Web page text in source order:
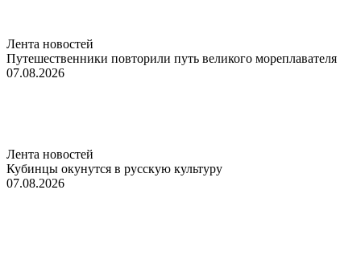
Лента новостей
Путешественники повторили путь великого мореплавателя
07.08.2026
Лента новостей
Кубинцы окунутся в русскую культуру
07.08.2026